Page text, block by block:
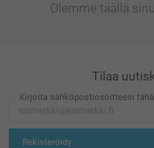
Olemme täällä
Tilaa
Kirjoita sähköpostiosoitteesi
Rekisteröidy